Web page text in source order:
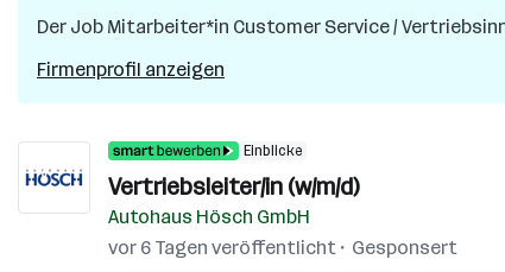
Der Job Mitarbeiter*in Customer Service /
Firmenprofil anzeigen
Einblicke
Vertriebsleiter/in (w/m/d)
Autohaus Hösch GmbH
vor 6 Tagen veröffentlicht
Gesponsert